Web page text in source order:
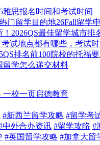
雅思报名时间和考试时间
门留学目的地26Fall留学
！2026QS最佳留学城市排
考试地点都有哪些，考试
排名前100院校的托福
留学怎么递交材料
一校一页启德教育
#新西兰留学攻略 #留学考
中外合办资讯 #留学攻略 #
#英国留学攻略 #加拿大留